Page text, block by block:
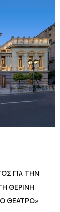
ΓΙΑ ΤΗΝ
ΘΕΡΙΝΗ
ΘΕΑΤΡΟ»